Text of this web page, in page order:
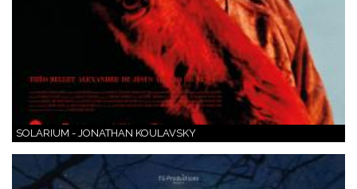
SOLARIUM - JONATHAN KOULAVSKY